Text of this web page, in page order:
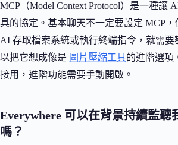
MCP（Model Context Protocol）是一種讓
具的協定。基本聊天不一定要設定 MCP
AI 存取檔案系統或執行終端指令，就需要
以把它想成像是 圖片壓縮工具的進階選項
接用，進階功能需要手動開啟。
Everywhere 可以在背景持續監聽
嗎？